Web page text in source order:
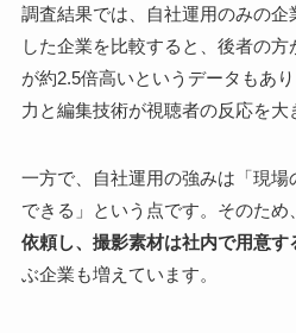
調査結果では、自社運用のみの企
した企業を比較すると、後者の
が約2.5倍高いというデータもあ
力と編集技術が視聴者の反応を大
一方で、自社運用の強みは「現
できる」という点です。そのため、
依頼し、撮影素材は社内で用意す
ぶ企業も増えています。